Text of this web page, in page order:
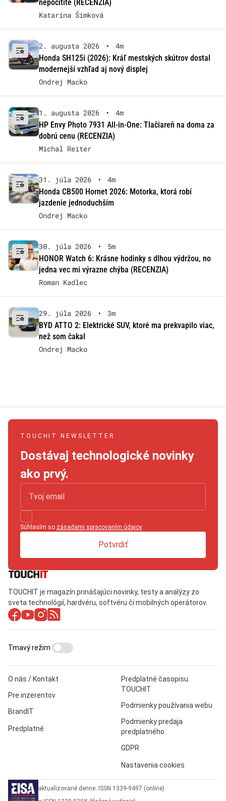
nepocítite (RECENZIA)
Katarína Šimková
2. augusta 2026 •
4m
Honda SH125i (2026): Kráľ mestských skútrov dostal
modernejší vzhľad aj nový displej
Ondrej Macko
1. augusta 2026 •
4m
HP Envy Photo 7931 All-in-One: Tlačiareň na doma za
dobrú cenu (RECENZIA)
Michal Reiter
31. júla 2026 •
4m
Honda CB500 Hornet 2026: Motorka, ktorá robí
jazdenie jednoduchším
Ondrej Macko
30. júla 2026 •
5m
HONOR Watch 6: Krásne hodinky s dlhou výdržou, no
jedna vec mi výrazne chýba (RECENZIA)
Roman Kadlec
29. júla 2026 •
3m
BYD ATTO 2: Elektrické SUV, ktoré ma prekvapilo viac,
než som čakal
Ondrej Macko
TOUCHIT NEWSLETTER
Dostávaj technologické novinky
ako prvý.
Súhlasím so zásadami spracovaním údajov.
Potvrdiť
TOUCHIT je magazín prinášajúci novinky, testy a analýzy zo
sveta technológií, hardvéru, softvéru či mobilných operátorov.
O nás / Kontakt
Pre inzerentov
BrandIT
Predplatné
Predplatné časopisu
TOUCHIT
Podmienky používania webu
Podmienky predaja
predplatného
GDPR
Nastavenia cookies
Tmavý režim
aktualizované denne: ISSN 1339-9497 (online)